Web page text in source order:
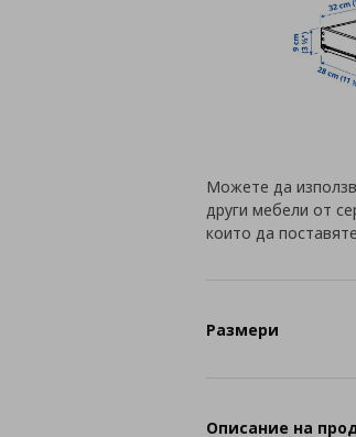
Можете да
други мебели от
които да
Размери
Описание на